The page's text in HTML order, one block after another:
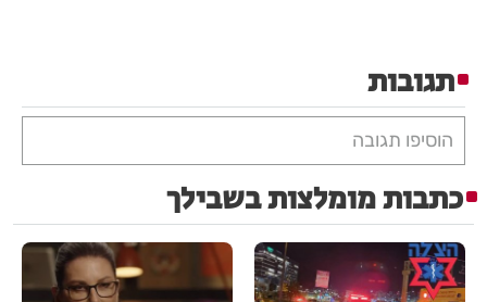
תגובות
הוסיפו תגובה
כתבות מומלצות בשבילך